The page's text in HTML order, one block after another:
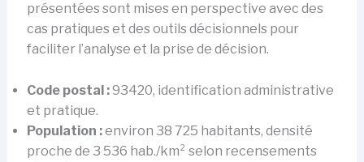
présentées sont mises en perspective avec des
cas pratiques et des outils décisionnels pour
faciliter l’analyse et la prise de décision.
Code postal :93420, identification administrative
et pratique.
Population :environ 38 725 habitants, densité
proche de 3 536 hab./km² selon recensements